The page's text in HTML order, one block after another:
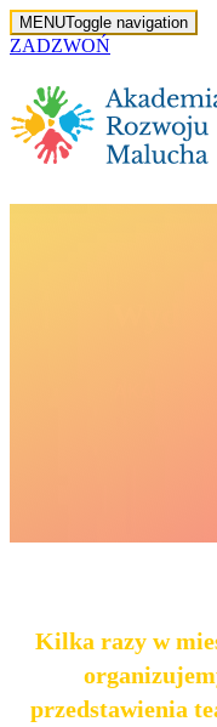
MENUToggle navigation
ZADZWOŃ
Kilka razy w
przedstawienia